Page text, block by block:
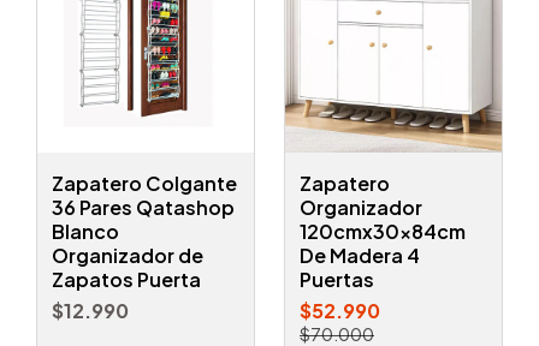
Zapatero Colgante
36 Pares Qatashop
Blanco
Organizador de
Zapatos Puerta
$12.990
Zapatero
Organizador
120cmx30x84cm
De Madera 4
Puertas
$52.990
$70.000